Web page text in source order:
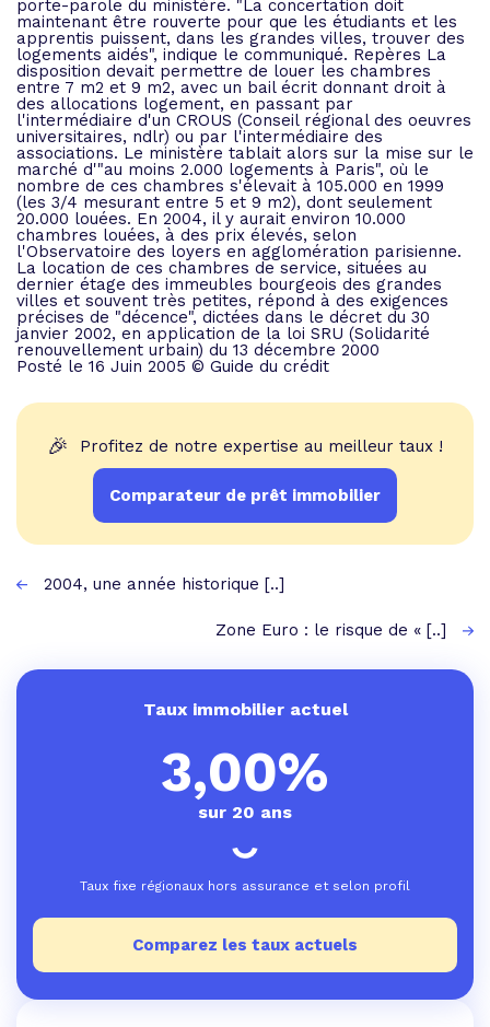
porte-parole du ministère. "La concertation doit
maintenant être rouverte pour que les étudiants et les
apprentis puissent, dans les grandes villes, trouver des
logements aidés", indique le communiqué. Repères La
disposition devait permettre de louer les chambres
entre 7 m2 et 9 m2, avec un bail écrit donnant droit à
des allocations logement, en passant par
l'intermédiaire d'un CROUS (Conseil régional des oeuvres
universitaires, ndlr) ou par l'intermédiaire des
associations. Le ministère tablait alors sur la mise sur le
marché d'"au moins 2.000 logements à Paris", où le
nombre de ces chambres s'élevait à 105.000 en 1999
(les 3/4 mesurant entre 5 et 9 m2), dont seulement
20.000 louées. En 2004, il y aurait environ 10.000
chambres louées, à des prix élevés, selon
l'Observatoire des loyers en agglomération parisienne.
La location de ces chambres de service, situées au
dernier étage des immeubles bourgeois des grandes
villes et souvent très petites, répond à des exigences
précises de "décence", dictées dans le décret du 30
janvier 2002, en application de la loi SRU (Solidarité
renouvellement urbain) du 13 décembre 2000
Posté le 16 Juin 2005 © Guide du crédit
🎉 Profitez de notre expertise au meilleur taux !
Comparateur de prêt immobilier
2004, une année historique [..]
Zone Euro : le risque de « [..]
Taux immobilier actuel
3,00%
sur 20 ans
Taux fixe régionaux hors assurance et selon profil
Comparez les taux actuels